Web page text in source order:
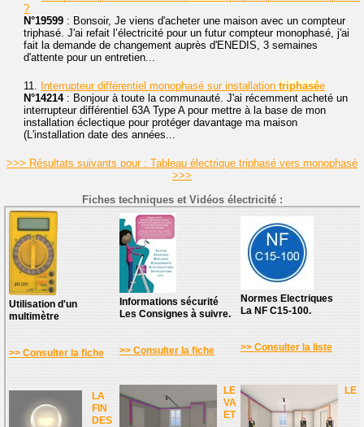
?
N°19599 : Bonsoir, Je viens d'acheter une maison avec un compteur
triphasé. J'ai refait l’électricité pour un futur compteur monophasé, j'ai
fait la demande de changement auprès d'ENEDIS, 3 semaines
d'attente pour un entretien...
11. Interrupteur différentiel monophasé sur installation triphasée
N°14214: Bonjour à toute la communauté. J'ai récemment acheté un
interrupteur différentiel 63A Type A pour mettre à la base de mon
installation éclectique pour protéger davantage ma maison
(L'installation date des années...
>>> Résultats suivants pour : Tableau électrique triphasé vers monophasé
>>>
Fiches techniques et Vidéos électricité :
Utilisation d'un
multimètre
>> Consulter la fiche
Informations sécurité
Les Consignes à suivre.
>> Consulter la fiche
Normes Electriques
La NF C15-100.
>> Consulter la liste
LA
FIN
DES
LE
VA
ET
LE